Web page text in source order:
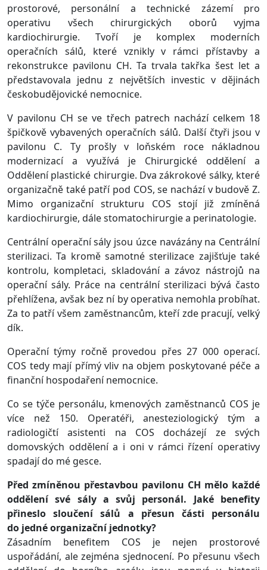
prostorové, personální a technické zázemí pro
operativu všech chirurgických oborů vyjma
kardiochirurgie. Tvoří je komplex moderních
operačních sálů, které vznikly v rámci přístavby a
rekonstrukce pavilonu CH. Ta trvala takřka šest let a
představovala jednu z největších investic v dějinách
českobudějovické nemocnice.
V pavilonu CH se ve třech patrech nachází celkem 18
špičkově vybavených operačních sálů. Další čtyři jsou v
pavilonu C. Ty prošly v loňském roce nákladnou
modernizací a využívá je Chirurgické oddělení a
Oddělení plastické chirurgie. Dva zákrokové sálky, které
organizačně také patří pod COS, se nachází v budově Z.
Mimo organizační strukturu COS stojí již zmíněná
kardiochirurgie, dále stomatochirurgie a perinatologie.
Centrální operační sály jsou úzce navázány na Centrální
sterilizaci. Ta kromě samotné sterilizace zajišťuje také
kontrolu, kompletaci, skladování a závoz nástrojů na
operační sály. Práce na centrální sterilizaci bývá často
přehlížena, avšak bez ní by operativa nemohla probíhat.
Za to patří všem zaměstnancům, kteří zde pracují, velký
dík.
Operační týmy ročně provedou přes 27 000 operací.
COS tedy mají přímý vliv na objem poskytované péče a
finanční hospodaření nemocnice.
Co se týče personálu, kmenových zaměstnanců COS je
více než 150. Operatéři, anesteziologický tým a
radiologičtí asistenti na COS docházejí ze svých
domovských oddělení a i oni v rámci řízení operativy
spadají do mé gesce.
Před zmíněnou přestavbou pavilonu CH mělo každé
oddělení své sály a svůj personál. Jaké benefity
přineslo sloučení sálů a přesun části personálu
do jedné organizační jednotky?
Zásadním benefitem COS je nejen prostorové
uspořádání, ale zejména sjednocení. Po přesunu všech